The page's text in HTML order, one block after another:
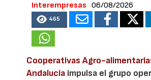
Interempresas
06/08/2026
465
Cooperativas Agro-
Andalucía impulsa el grupo